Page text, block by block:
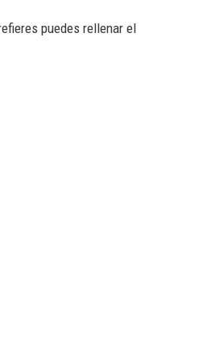
puedes rellenar el